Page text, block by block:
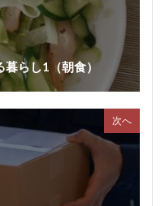
暮らし1（朝食）
次へ